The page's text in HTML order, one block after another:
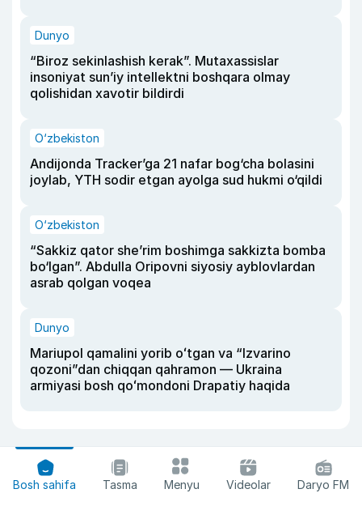
Dunyo
“Biroz sekinlashish kerak”. Mutaxassislar
insoniyat sun’iy intellektni boshqara olmay
qolishidan xavotir bildirdi
O‘zbekiston
Andijonda Tracker’ga 21 nafar bog‘cha bolasini
joylab, YTH sodir etgan ayolga sud hukmi o‘qildi
O‘zbekiston
“Sakkiz qator she’rim boshimga sakkizta bomba
bo‘lgan”. Abdulla Oripovni siyosiy ayblovlardan
asrab qolgan voqea
Dunyo
Mariupol qamalini yorib oʻtgan va “Izvarino
qozoni”dan chiqqan qahramon — Ukraina
armiyasi bosh qoʻmondoni Drapatiy haqida
Bosh sahifa Tasma Menyu Videolar Daryo FM